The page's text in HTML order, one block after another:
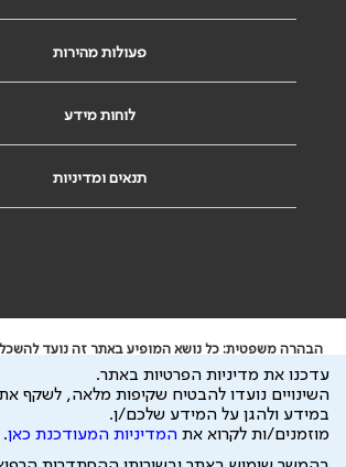
פעולות מהירות
לוחות מידע
תנאים ומדיניות
הבהרה משפטית: כל נושא המופיע באתר זה נועד
ייעוץ רפואי או משפטי. אין הר"י אחראית לתוכן
שעלול להיגרם.
ידוע לי שהר"י אוספת ושומרת מידע אישי לצורך מתן
להיות מועבר לצדדים שלישיים, הכל בכפוף למדיניות
עדכנו את מדיניות הפרטיות באתר.
השינויים נועדו להבטיח שקיפות מלאה, לשקף
במידע ולהגן על המידע שלכם/ן.
מוזמנים/ות לקרוא את המדיניות המעודכנת כאן.